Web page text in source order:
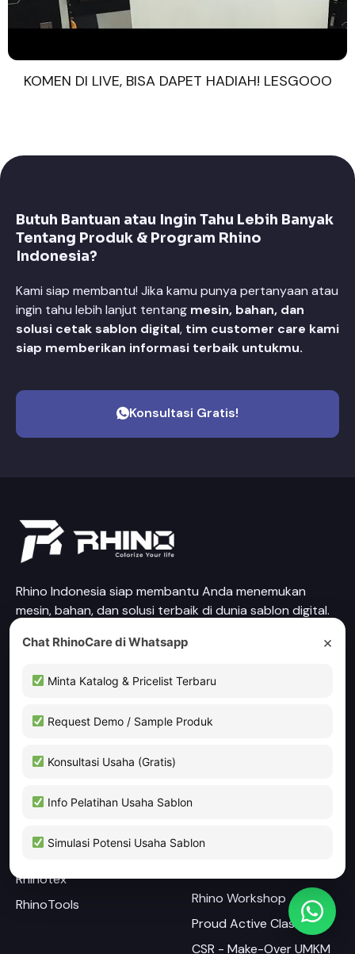
KOMEN DI LIVE, BISA DAPET HADIAH! LESGOOO
Butuh Bantuan atau Ingin Tahu Lebih Banyak
Tentang Produk & Program Rhino
Indonesia?
Kami siap membantu! Jika kamu punya pertanyaan atau
ingin tahu lebih lanjut tentang mesin, bahan, dan
solusi cetak sablon digital, tim customer care kami
siap memberikan informasi terbaik untukmu.
Konsultasi Gratis!
Rhino Indonesia siap membantu Anda menemukan
mesin, bahan, dan solusi terbaik di dunia sablon digital.
dan inovatif!
Product
Rhinoflex
Rhinotex
RhinoTools
Rhino Explore
Rhino Workshop
Proud Active Class
CSR - Make-Over UMKM
Chat RhinoCare di Whatsapp ×
Minta Katalog & Pricelist Terbaru
Request Demo / Sample Produk
Konsultasi Usaha (Gratis)
Info Pelatihan Usaha Sablon
Simulasi Potensi Usaha Sablon